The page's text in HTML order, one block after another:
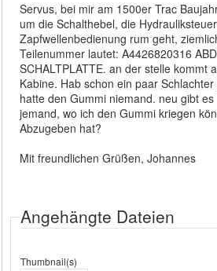
Servus, bei mir am 1500er Trac
um die Schalthebel, die
Zapfwellenbedienung rum geht,
Teilenummer lautet: A4426820316
SCHALTPLATTE. an der stelle kommt
Kabine. Hab schon ein paar
hatte den Gummi niemand. neu gibt
jemand, wo ich den Gummi kriegen
Abzugeben hat?
Mit freundlichen Grüßen, Johannes
Angehängte Dateien
Thumbnail(s)